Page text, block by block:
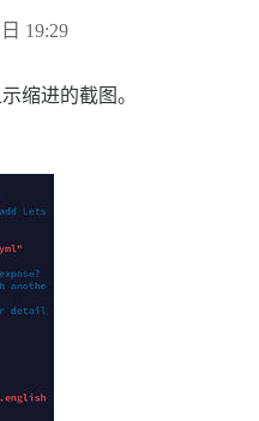
19:29
缩进的截图。